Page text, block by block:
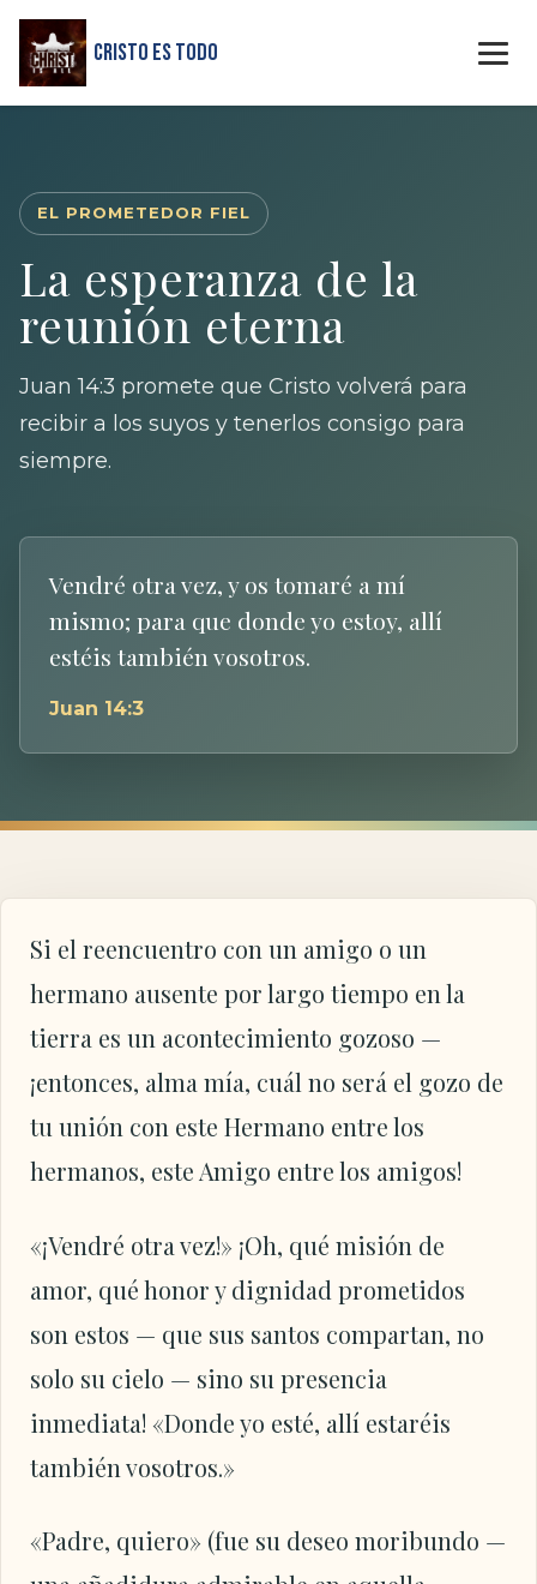
Cristo Es Todo
EL PROMETEDOR FIEL
La esperanza de la
reunión eterna
Juan 14:3 promete que Cristo volverá para
recibir a los suyos y tenerlos consigo para
siempre.
Vendré otra vez, y os tomaré a mí
mismo; para que donde yo estoy, allí
estéis también vosotros.
Juan 14:3
Si el reencuentro con un amigo o un
hermano ausente por largo tiempo en la
tierra es un acontecimiento gozoso —
¡entonces, alma mía, cuál no será el gozo de
tu unión con este Hermano entre los
hermanos, este Amigo entre los amigos!
«¡Vendré otra vez!» ¡Oh, qué misión de
amor, qué honor y dignidad prometidos
son estos — que sus santos compartan, no
solo su cielo — sino su presencia
inmediata! «Donde yo esté, allí estaréis
también vosotros.»
«Padre, quiero» (fue su deseo moribundo —